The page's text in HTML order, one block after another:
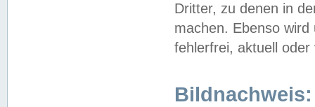
Dritter, zu denen in
machen. Ebenso
fehlerfrei, aktuell oder
Bildnachweis: